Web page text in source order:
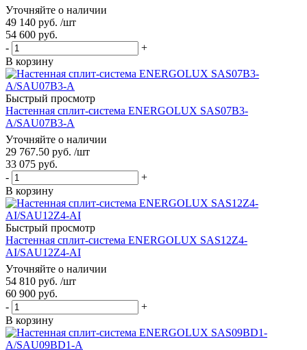
Уточняйте о наличии
49 140 руб. /шт
54 600 руб.
-
+
В корзину
Быстрый просмотр
Настенная сплит-система ENERGOLUX SAS07B3-
A/SAU07B3-A
Уточняйте о наличии
29 767.50 руб. /шт
33 075 руб.
-
+
В корзину
Быстрый просмотр
Настенная сплит-система ENERGOLUX SAS12Z4-
AI/SAU12Z4-AI
Уточняйте о наличии
54 810 руб. /шт
60 900 руб.
-
+
В корзину